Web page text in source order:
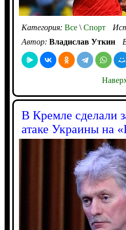
Категория: Все\Спорт
Автор: Владислав Уткин
В Кремле сделали
атаке Украины на